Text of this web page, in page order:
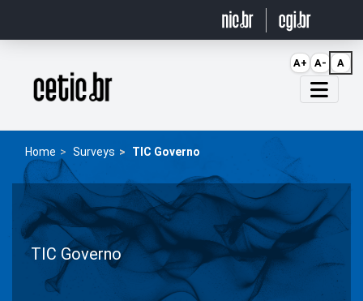
Página inicial
Home Surveys TIC Governo
TIC Governo
A+ A- A